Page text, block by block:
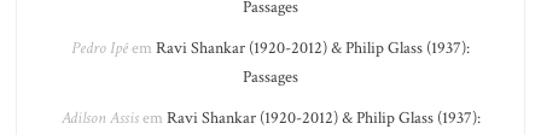
Passages
Pedro Ipêem Ravi Shankar (1920-2012) & Philip Glass (1937):
Passages
Adilson Assisem Ravi Shankar (1920-2012) & Philip Glass (1937):